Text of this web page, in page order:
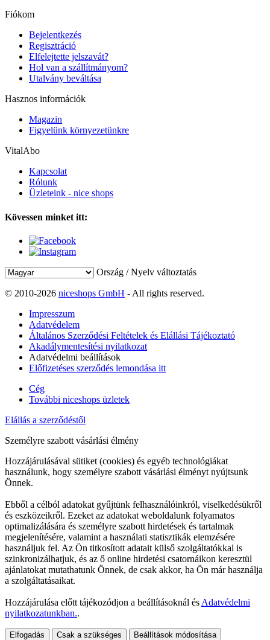
Fiókom
Bejelentkezés
Regisztráció
Elfelejtette jelszavát?
Hol van a szállítmányom?
Utalvány beváltása
Hasznos információk
Magazin
Figyelünk környezetünkre
VitalAbo
Kapcsolat
Rólunk
Üzleteink - nice shops
Kövessen minket itt:
Ország / Nyelv változtatás
© 2010-2026 niceshops GmbH - All rights reserved.
Impresszum
Adatvédelem
Általános Szerződési Feltételek és Elállási Tájékoztató
Akadálymentesítési nyilatkozat
Adatvédelmi beállítások
Előfizetéses szerződés lemondása itt
Cég
További niceshops üzletek
Elállás a szerződéstől
Személyre szabott vásárlási élmény
Hozzájárulásával sütiket (cookies) és egyéb technológiákat
használunk, hogy személyre szabott vásárlási élményt nyújtsunk
Önnek.
Ebből a célból adatokat gyűjtünk felhasználóinkról, viselkedésükről
és eszközeikről. Ezeket az adatokat weboldalunk folyamatos
optimalizálására és személyre szabott hirdetések és tartalmak
megjelenítésére, valamint a használati statisztikák elemzésére
használjuk fel. Az Ön titkosított adatait külső szolgáltatókkal is
szinkronizálhatjuk, és az ő online hirdetési csatornáikon keresztül
ajánlatokat mutathatunk Önnek, de csak akkor, ha Ön már használja
a szolgáltatásaikat.
Hozzájárulása előtt tájékozódjon a beállításoknál és Adatvédelmi
nyilatkozatunkban..
Elfogadás Csak a szükséges Beállítások módosítása